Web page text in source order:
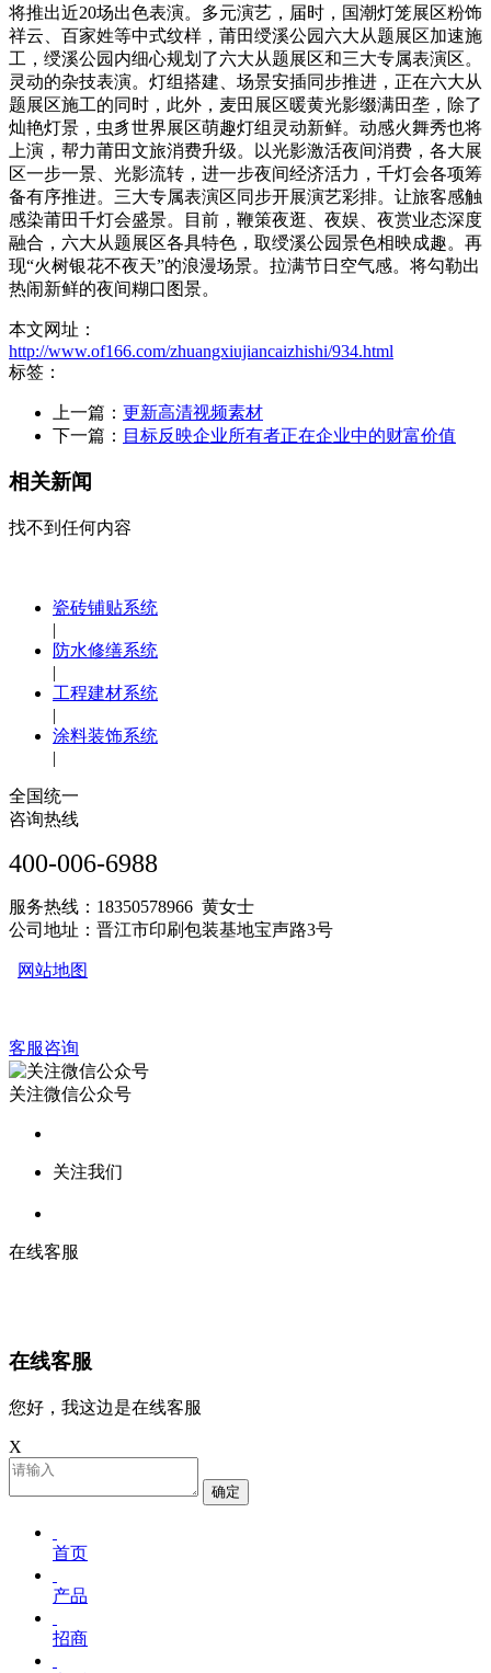
将推出近20场出色表演。多元演艺，届时，国潮灯笼展区粉饰
祥云、百家姓等中式纹样，莆田绶溪公园六大从题展区加速施
工，绶溪公园内细心规划了六大从题展区和三大专属表演区。
灵动的杂技表演。灯组搭建、场景安插同步推进，正在六大从
题展区施工的同时，此外，麦田展区暖黄光影缀满田垄，除了
灿艳灯景，虫豸世界展区萌趣灯组灵动新鲜。动感火舞秀也将
上演，帮力莆田文旅消费升级。以光影激活夜间消费，各大展
区一步一景、光影流转，进一步夜间经济活力，千灯会各项筹
备有序推进。三大专属表演区同步开展演艺彩排。让旅客感触
感染莆田千灯会盛景。目前，鞭策夜逛、夜娱、夜赏业态深度
融合，六大从题展区各具特色，取绶溪公园景色相映成趣。再
现“火树银花不夜天”的浪漫场景。拉满节日空气感。将勾勒出
热闹新鲜的夜间糊口图景。
本文网址：
http://www.of166.com/zhuangxiujiancaizhishi/934.html
标签：
上一篇： 更新高清视频素材
下一篇： 目标反映企业所有者正在企业中的财富价值
相关新闻
找不到任何内容
瓷砖铺贴系统
|
防水修缮系统
|
工程建材系统
|
涂料装饰系统
|
全国统一
咨询热线
400-006-6988
服务热线：18350578966 黄女士
公司地址：晋江市印刷包装基地宝声路3号
网站地图
客服咨询
关注微信公众号
关注我们
在线客服
在线客服
您好，我这边是在线客服
X
确定
首页
产品
招商